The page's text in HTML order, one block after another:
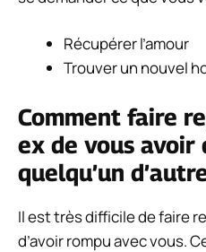
Récupérer l’amour
Trouver un nouvel
Comment faire
ex de vous
quelqu’un
Il est très difficile de faire
d’avoir rompu avec vous.